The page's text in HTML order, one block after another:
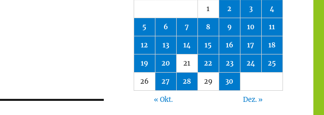
1 2 3 4
5 6 7 8 9 10 11
12 13 14 15 16 17 18
19 20 21 22 23 24 25
26 27 28 29 30
« Okt. Dez. »